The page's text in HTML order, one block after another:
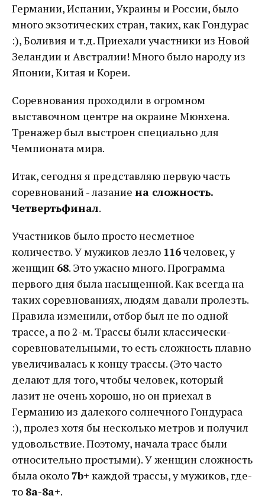
Германии, Испании, Украины и России, было
много экзотических стран, таких, как Гондурас
:), Боливия и т.д. Приехали участники из Новой
Зеландии и Австралии! Много было народу из
Японии, Китая и Кореи.
Соревнования проходили в огромном
выставочном центре на окраине Мюнхена.
Тренажер был выстроен специально для
Чемпионата мира.
Итак, сегодня я представляю первую часть
соревнований - лазание на сложность.
Четвертьфинал.
Участников было просто несметное
количество. У мужиков лезло 116человек, у
женщин 68. Это ужасно много. Программа
первого дня была насыщенной. Как всегда на
таких соревнованиях, людям давали пролезть.
Правила изменили, отбор был не по одной
трассе, а по 2-м. Трассы были классически-
соревновательными, то есть сложность плавно
увеличивалась к концу трассы. (Это часто
делают для того, чтобы человек, который
лазит не очень хорошо, но он приехал в
Германию из далекого солнечного Гондураса
:), пролез хотя бы несколько метров и получил
удовольствие. Поэтому, начала трасс были
относительно простыми). У женщин сложность
была около7b+ каждой трассы, у мужиков, где-
то 8а-8а+.